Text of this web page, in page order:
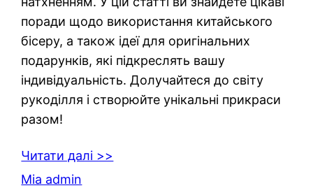
поради щодо використання китайського
бісеру, а також ідеї для оригінальних
подарунків, які підкреслять вашу
індивідуальність. Долучайтеся до світу
рукоділля і створюйте унікальні прикраси
разом!
Читати далі >>
Mia admin